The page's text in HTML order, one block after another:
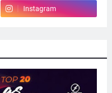
Instagram